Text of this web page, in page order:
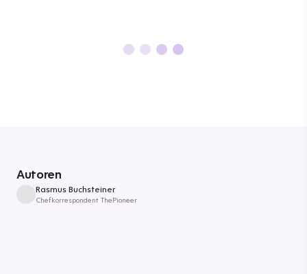
Autoren
Rasmus Buchsteiner
Chefkorrespondent ThePioneer